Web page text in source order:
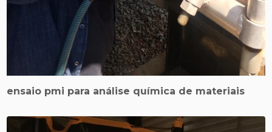
ensaio pmi para análise química de materiais